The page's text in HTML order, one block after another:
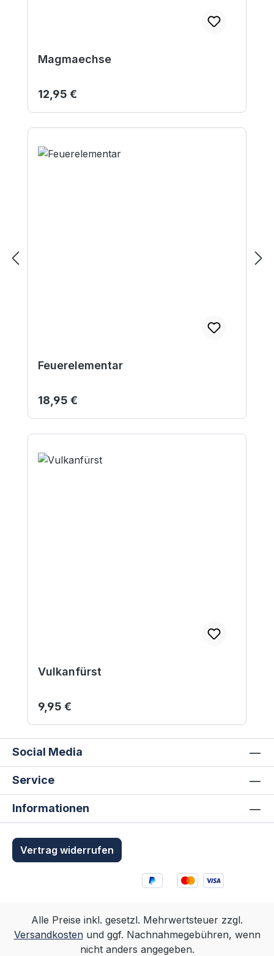
Magmaechse
Regulärer Preis:
12,95 €
Feuerelementar
Regulärer Preis:
18,95 €
Vulkanfürst
Regulärer Preis:
9,95 €
Social Media
Service
Informationen
Vertrag widerrufen
Alle Preise inkl. gesetzl. Mehrwertsteuer zzgl.
Versandkostenund ggf. Nachnahmegebühren, wenn
nicht anders angegeben.